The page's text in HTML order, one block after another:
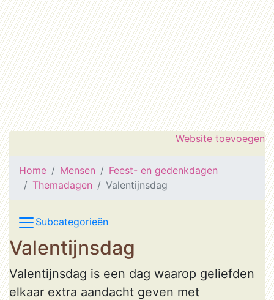
Website toevoegen
Home Mensen
Feest- en gedenkdagen
Themadagen
Valentijnsdag
Subcategorieën
Valentijnsdag
Valentijnsdag is een dag waarop geliefden
elkaar extra aandacht geven met